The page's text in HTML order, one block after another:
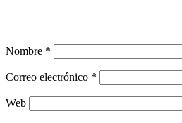
Nombre *
Correo electrónico *
Web